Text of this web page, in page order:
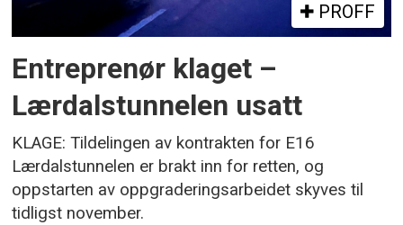
PROFF
Entreprenør klaget –
Lærdalstunnelen usatt
KLAGE: Tildelingen av kontrakten for E16
Lærdalstunnelen er brakt inn for retten, og
oppstarten av oppgraderingsarbeidet skyves til
tidligst november.